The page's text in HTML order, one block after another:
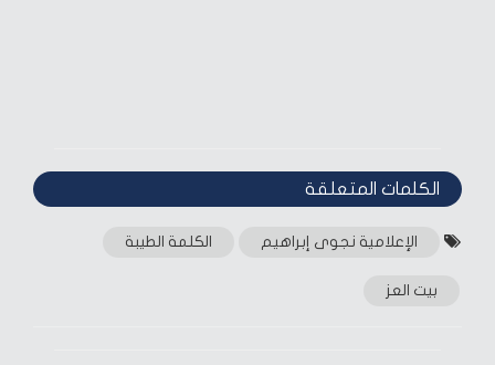
الكلمات المتعلقة‎
الإعلامية نجوى إبراهيم الكلمة الطيبة
بيت العز